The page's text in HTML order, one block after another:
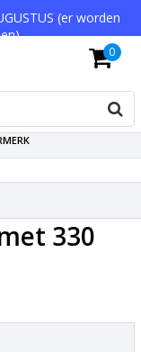
(er worden
€75,-)
!
0
330